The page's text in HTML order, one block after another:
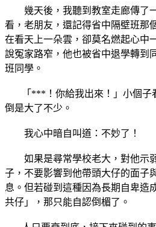
幾天後，我聽到教室走廊傳了
看，老朋友，還記得省中隔壁班那
在看天上一朵雲，卻莫名燃起心中
說冤家路窄，他也被省中退學轉到
班同學。
「***！你給我出來！」小個子
倒是大了不少。
我心中暗自叫道：不妙了！
如果是尋常學校老大，對他示
子，不要影響到他帶頭大仔的面子
息。但若碰到這種因為長期自卑造
共仔」，那只能自認倒楣了。